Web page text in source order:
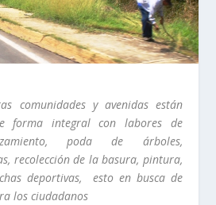
comunidades y avenidas están
forma integral con labores de
poda de árboles,
recolección de la basura, pintura,
deportivas, esto en busca de
los ciudadanos